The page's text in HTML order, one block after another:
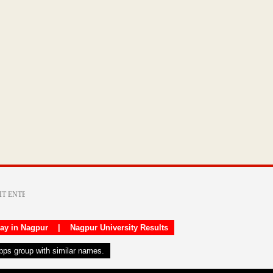
in Nagpur| Nagpur University Results
group with similar names.